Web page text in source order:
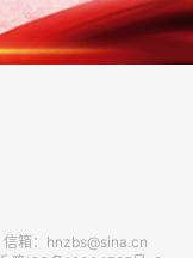
箱：hnzbs@sina.cn